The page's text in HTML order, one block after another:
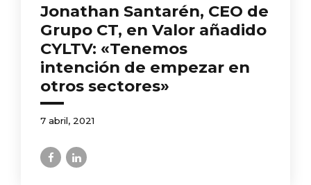
Jonathan Santarén, CEO de
Grupo CT, en Valor añadido
CYLTV: «Tenemos
intención de empezar en
otros sectores»
7 abril, 2021